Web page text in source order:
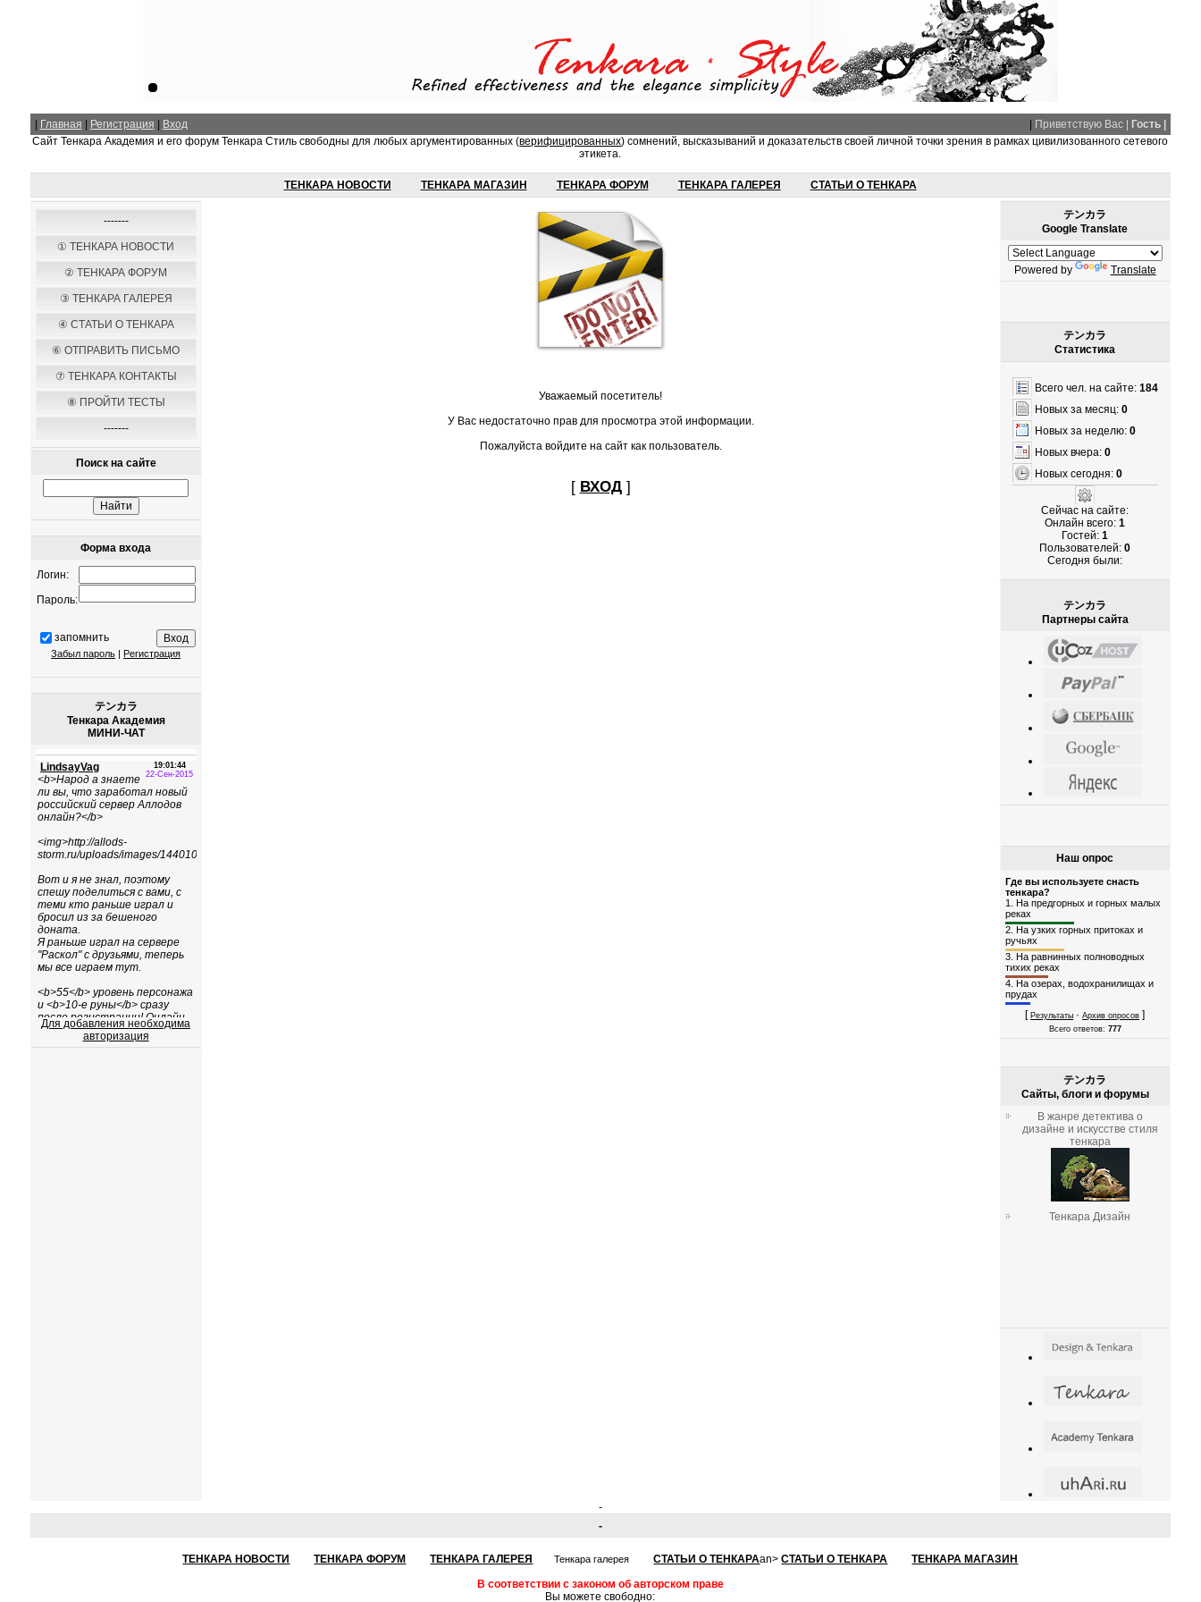
| Главная | Регистрация | Вход | Приветствую Вас | Гость |
Сайт Тенкара Академия и его форум Тенкара Стиль свободны для любых аргументированных (верифицированных) сомнений, высказываний и доказательств своей личной точки зрения в рамках цивилизованного сетевого
этикета.
ТЕНКАРА НОВОСТИ ТЕНКАРА МАГАЗИН ТЕНКАРА ФОРУМ ТЕНКАРА ГАЛЕРЕЯ СТАТЬИ О ТЕНКАРА
-------
① ТЕНКАРА НОВОСТИ
② ТЕНКАРА ФОРУМ
③ ТЕНКАРА ГАЛЕРЕЯ
④ СТАТЬИ О ТЕНКАРА
⑥ ОТПРАВИТЬ ПИСЬМО
⑦ ТЕНКАРА КОНТАКТЫ
⑧ ПРОЙТИ ТЕСТЫ
-------
Поиск на сайте
Форма входа
Логин:
Пароль:
запомнить
Забыл пароль |Регистрация
テンカラ
Тенкара Академия
МИНИ-ЧАТ
Для добавления необходима
авторизация
Уважаемый посетитель!
У Вас недостаточно прав для просмотра этой информации.
Пожалуйста войдите на сайт как пользователь.
[ ВХОД]
テンカラ
Google Translate
Powered by Translate
テンカラ
Статистика
Всего чел. на сайте: 184
Новых за месяц:0
Новых за неделю:0
Новых вчера:0
Новых сегодня:0
Сейчас на сайте:
Онлайн всего:1
Гостей:1
Пользователей:0
Cегодня были:
テンカラ
Партнеры сайта
Наш опрос
Где вы используете снасть
тенкара?
1. На предгорных и горных малых
реках
2. На узких горных притоках и
ручьях
3. На равнинных полноводных
тихих реках
4. На озерах, водохранилищах и
прудах
[Результаты ·Архив опросов ]
Всего ответов: 777
テンカラ
Сайты, блоги и форумы
В жанре детектива о
дизайне и искусстве стиля
тенкара
Тенкара Дизайн
-
-
ТЕНКАРА НОВОСТИ ТЕНКАРА ФОРУМ ТЕНКАРА ГАЛЕРЕЯ Тенкара галерея СТАТЬИ О ТЕНКАРАan>СТАТЬИ О ТЕНКАРА
ТЕНКАРА МАГАЗИН
В соответствии с законом об авторском праве
Вы можете свободно: